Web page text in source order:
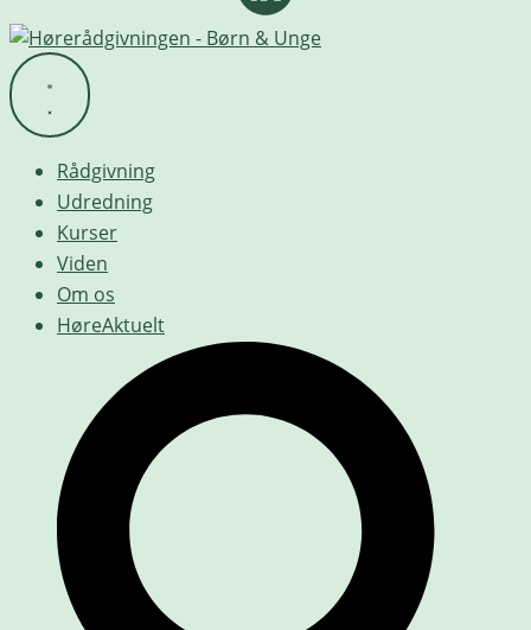
Rådgivning
Udredning
Kurser
Viden
Om os
HøreAktuelt